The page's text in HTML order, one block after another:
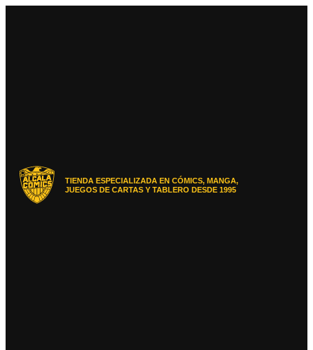
TIENDA ESPECIALIZADA EN CÓMICS, MANGA,
JUEGOS DE CARTAS Y TABLERO DESDE 1995